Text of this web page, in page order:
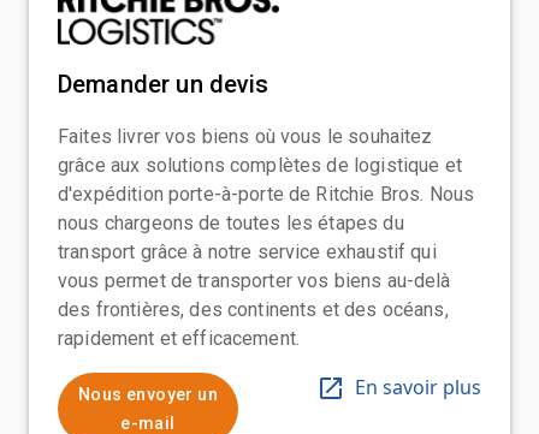
Demander un devis
Faites livrer vos biens où vous le souhaitez
grâce aux solutions complètes de logistique et
d'expédition porte-à-porte de Ritchie Bros. Nous
nous chargeons de toutes les étapes du
transport grâce à notre service exhaustif qui
vous permet de transporter vos biens au-delà
des frontières, des continents et des océans,
rapidement et efficacement.
Nous envoyer un
e-mail
En savoir plus